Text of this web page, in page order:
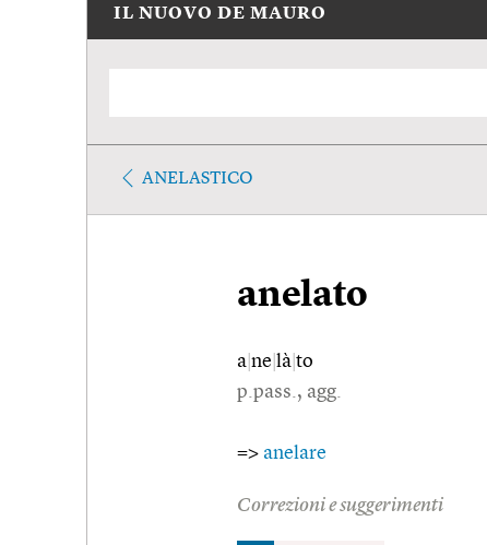
IL NUOVO DE MAURO
ANELASTICO
anelato
a ne là to
p.pass., agg.
=> anelare
Correzioni e suggerimenti